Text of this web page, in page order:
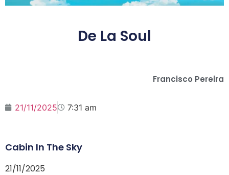
De La Soul
Francisco Pereira
21/11/2025 7:31 am
Cabin In The Sky
21/11/2025